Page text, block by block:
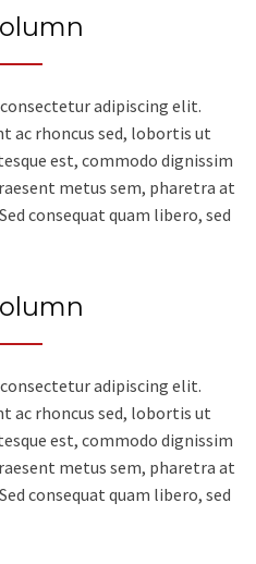
adipiscing elit.
ac rhoncus sed, lobortis ut
est, commodo dignissim
metus sem, pharetra at
consequat quam libero, sed
adipiscing elit.
ac rhoncus sed, lobortis ut
est, commodo dignissim
metus sem, pharetra at
consequat quam libero, sed